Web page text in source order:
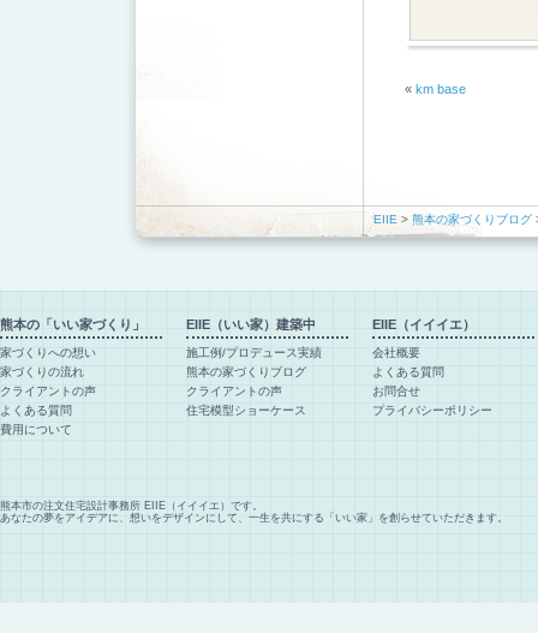
« km base
EIIE > 熊本の家づくりブログ
熊本の「いい家づくり」
家づくりへの想い
家づくりの流れ
クライアントの声
よくある質問
費用について
EIIE（いい家）建築中
施工例/プロデュース実績
熊本の家づくりブログ
クライアントの声
住宅模型ショーケース
EIIE（イイイエ）
会社概要
よくある質問
お問合せ
プライバシーポリシー
熊本市の注文住宅設計事務所 EIIE（イイイエ）です。
あなたの夢をアイデアに、想いをデザインにして、一生を共にする「いい家」を創らせていただきます。